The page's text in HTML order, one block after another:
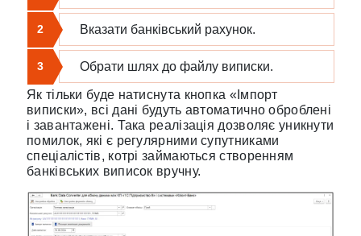
2 Вказати банківський рахунок.
3 Обрати шлях до файлу виписки.
Як тільки буде натиснута кнопка «Імпорт
виписки», всі дані будуть автоматично оброблені
і завантажені. Така реалізація дозволяє уникнути
помилок, які є регулярними супутниками
спеціалістів, котрі займаються створенням
банківських виписок вручну.